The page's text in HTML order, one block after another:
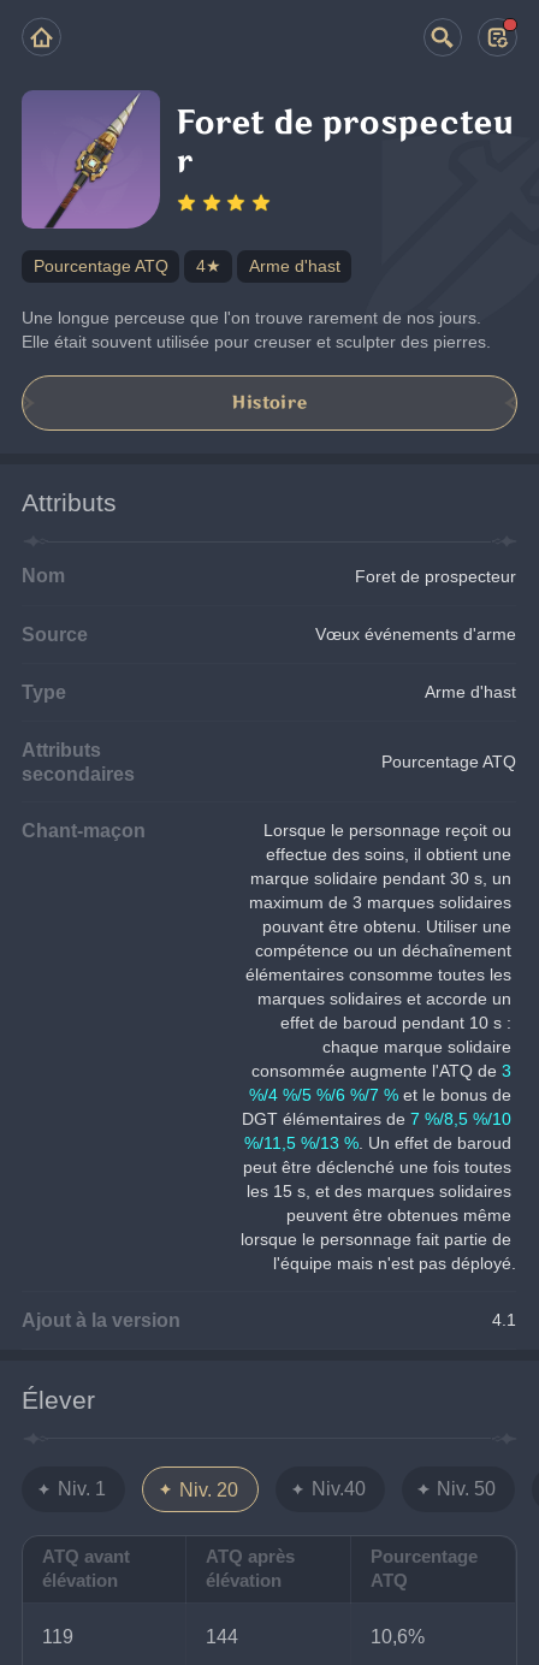
Foret de prospecteu
r
Pourcentage ATQ 4★ Arme d'hast
Une longue perceuse que l'on trouve rarement de nos jours.
Elle était souvent utilisée pour creuser et sculpter des pierres.
Histoire
Attributs
Nom Foret de prospecteur
Source Vœux événements d'arme
Type Arme d'hast
Attributs
secondaires
Pourcentage ATQ
Chant-maçon
Lorsque le personnage reçoit ou
effectue des soins, il obtient une
marque solidaire pendant 30 s, un
maximum de 3 marques solidaires
pouvant être obtenu. Utiliser une
compétence ou un déchaînement
élémentaires consomme toutes les
marques solidaires et accorde un
effet de baroud pendant 10 s :
chaque marque solidaire
consommée augmente l'ATQ de 3
%/4 %/5 %/6 %/7 % et le bonus de
DGT élémentaires de 7 %/8,5 %/10
%/11,5 %/13 % . Un effet de baroud
peut être déclenché une fois toutes
les 15 s, et des marques solidaires
peuvent être obtenues même
lorsque le personnage fait partie de
l'équipe mais n'est pas déployé.
Ajout à la version 4.1
Élever
Niv. 1 Niv. 20 Niv.40 Niv. 50
ATQ avant
élévation
ATQ après
élévation
Pourcentage
ATQ
119 144 10,6%